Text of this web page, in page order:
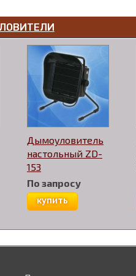
Дымоуловитель
настольный ZD-
153
По запросу
купить